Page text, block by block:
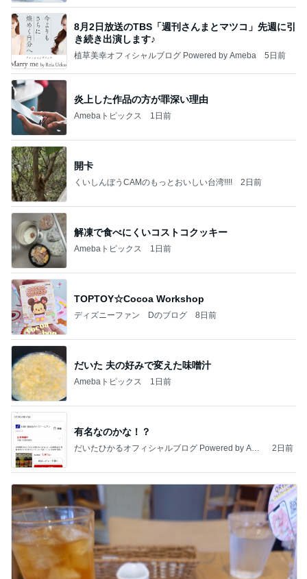
8月2日放送のTBS「週刊さんまとマツコ」先週に引
き続き出演します♪
植草美幸オフィシャルブログ Powered by Ameba 5日前
炎上した作品の方が罪深い理由
Amebaトピックス 1日前
開卡
くいしんぼうCAMのもっとおいしい台湾!!!! 2日前
解凍で食べにくいコストコクッキー
Amebaトピックス 1日前
TOPTOY☆Cocoa Workshop
ディズニーファン Dのブログ 8日前
だいた 夫の好みで変えた味噌汁
Amebaトピックス 1日前
有名なのかな！？
だいたひかるオフィシャルブログ Powered by Ame
2日前